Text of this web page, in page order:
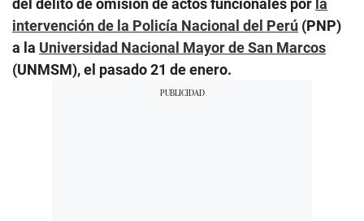
del delito de omisión de actos funcionales por la
intervención de la Policía Nacional del Perú (PNP)
a la Universidad Nacional Mayor de San Marcos
(UNMSM), el pasado 21 de enero.